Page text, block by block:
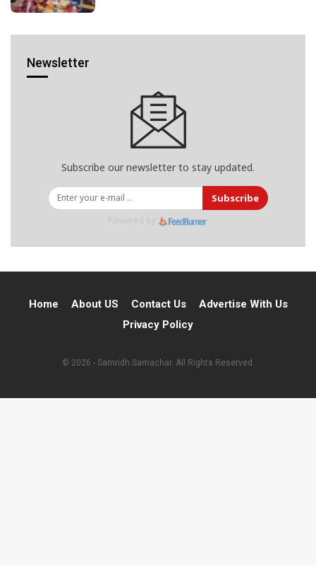
Newsletter
Subscribe our newsletter to stay updated.
Subscribe
Home About US Contact Us
Advertise With Us
Privacy Policy
© 2026 - Samridh Samachar. All Rights Reserved.